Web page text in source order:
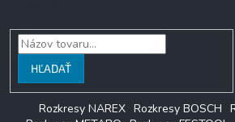
HĽADAŤ
Rozkresy NAREX Rozkresy BOSCH